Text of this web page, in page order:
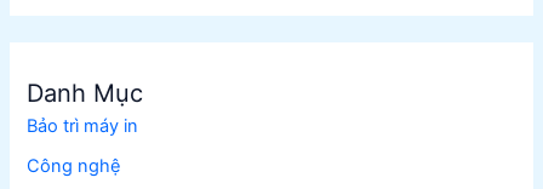
Danh Mục
Bảo trì máy in
Công nghệ